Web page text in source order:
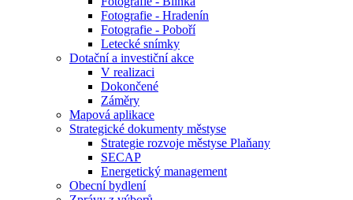
Fotografie - Hradenín
Fotografie - Poboří
Letecké snímky
Dotační a investiční akce
V realizaci
Dokončené
Záměry
Mapová aplikace
Strategické dokumenty městyse
Strategie rozvoje městyse Plaňany
SECAP
Energetický management
Obecní bydlení